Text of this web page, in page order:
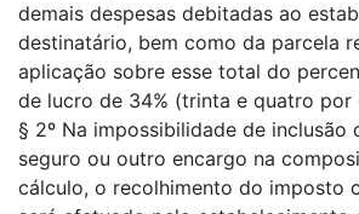
demais despesas debitadas ao
destinatário, bem como da parcela
aplicação sobre esse total do
de lucro de 34% (trinta e quatro por
§ 2º Na impossibilidade de inclusão
seguro ou outro encargo na
cálculo, o recolhimento do imposto